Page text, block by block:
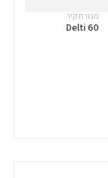
מנורת קיר
Delti 60